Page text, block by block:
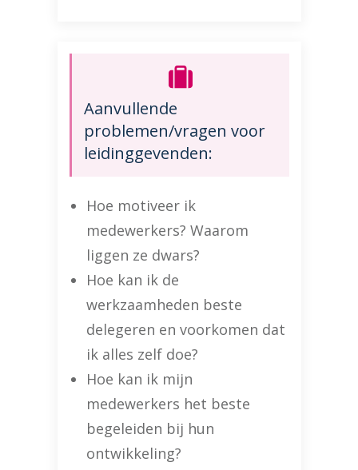
Aanvullende
problemen/vragen voor
leidinggevenden:
Hoe motiveer ik
medewerkers? Waarom
liggen ze dwars?
Hoe kan ik de
werkzaamheden beste
delegeren en voorkomen dat
ik alles zelf doe?
Hoe kan ik mijn
medewerkers het beste
begeleiden bij hun
ontwikkeling?